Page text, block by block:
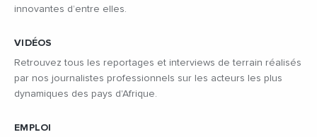
innovantes d’entre elles.
VIDÉOS
Retrouvez tous les reportages et interviews de terrain réalisés
par nos journalistes professionnels sur les acteurs les plus
dynamiques des pays d'Afrique.
EMPLOI